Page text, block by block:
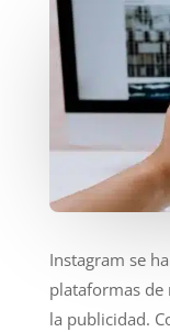
Instagram se
plataformas de
la publicidad.